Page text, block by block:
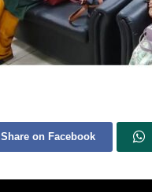
Share on Facebook